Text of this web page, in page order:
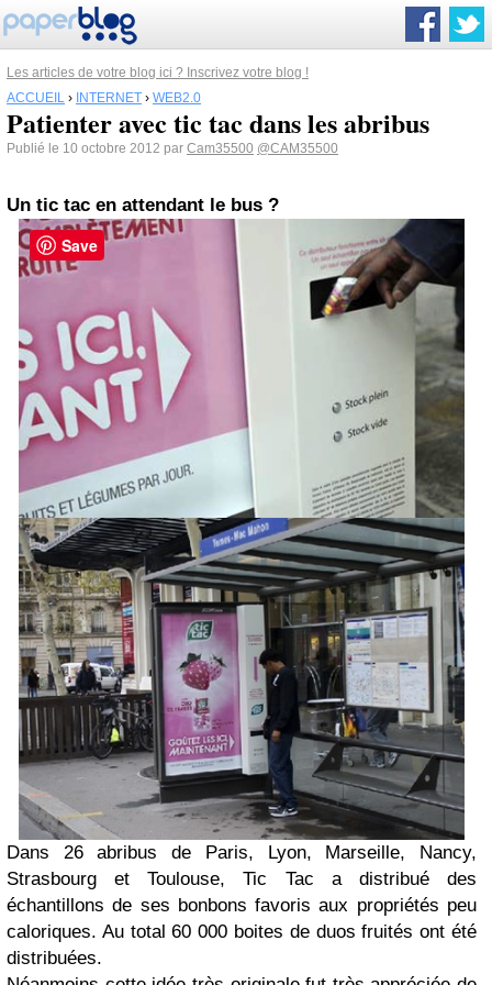
Les articles de votre blog ici ? Inscrivez votre blog !
ACCUEIL › INTERNET › WEB2.0
Patienter avec tic tac dans les abribus
Publié le 10 octobre 2012 par Cam35500 @CAM35500
Un tic tac en attendant le bus ?
Dans 26 abribus de Paris, Lyon, Marseille, Nancy,
Strasbourg et Toulouse, Tic Tac a distribué des
échantillons de ses bonbons favoris aux propriétés peu
caloriques. Au total 60 000 boites de duos fruités ont été
distribuées.
Save